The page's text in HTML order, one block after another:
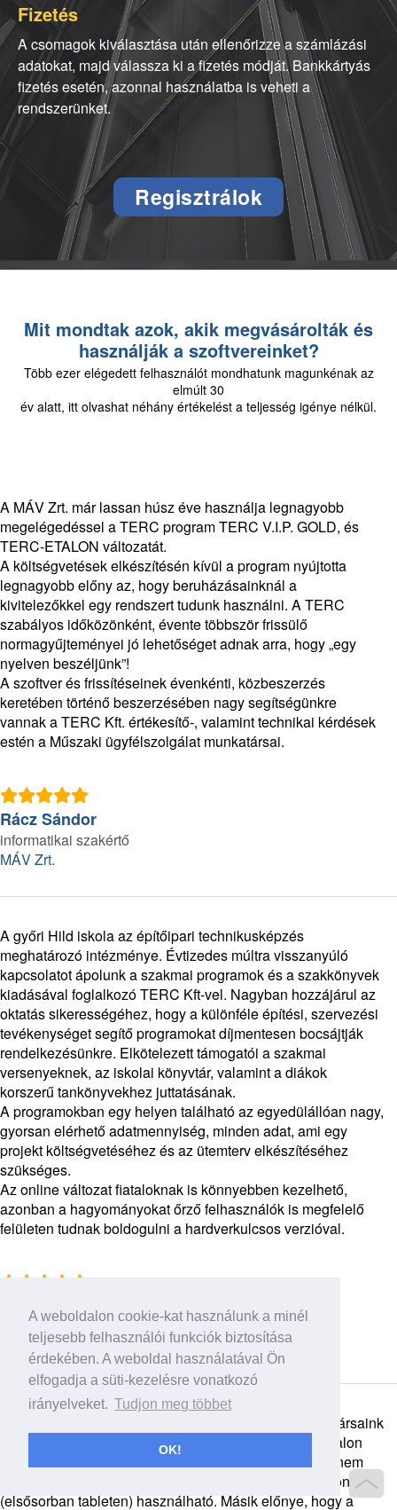
A weboldalon cookie-kat használunk a minél
teljesebb felhasználói funkciók biztosítása
érdekében. A weboldal használatával Ön
elfogadja a süti-kezelésre vonatkozó
irányelveket. Tudjon meg többet
OK!
Fizetés
A csomagok kiválasztása után ellenőrizze a számlázási
adatokat, majd válassza ki a fizetés módját. Bankkártyás
fizetés esetén, azonnal használatba is veheti a
rendszerünket.
Regisztrálok
Mit mondtak azok, akik megvásárolták és
használják a szoftvereinket?
Több ezer elégedett felhasználót mondhatunk magunkénak az
elmúlt 30
év alatt, itt olvashat néhány értékelést a teljesség igénye nélkül.
A MÁV Zrt. már lassan húsz éve használja legnagyobb
megelégedéssel a TERC program TERC V.I.P. GOLD, és
TERC-ETALON változatát.
A költségvetések elkészítésén kívül a program nyújtotta
legnagyobb előny az, hogy beruházásainknál a
kivitelezőkkel egy rendszert tudunk használni. A TERC
szabályos időközönként, évente többször frissülő
normagyűjteményei jó lehetőséget adnak arra, hogy „egy
nyelven beszéljünk”!
A szoftver és frissítéseinek évenkénti, közbeszerzés
keretében történő beszerzésében nagy segítségünkre
vannak a TERC Kft. értékesítő-, valamint technikai kérdések
estén a Műszaki ügyfélszolgálat munkatársai.
Rácz Sándor
informatikai szakértő
MÁV Zrt.
A győri Hild iskola az építőipari technikusképzés
meghatározó intézménye. Évtizedes múltra visszanyúló
kapcsolatot ápolunk a szakmai programok és a szakkönyvek
kiadásával foglalkozó TERC Kft-vel. Nagyban hozzájárul az
oktatás sikerességéhez, hogy a különféle építési, szervezési
tevékenységet segítő programokat díjmentesen bocsájtják
rendelkezésünkre. Elkötelezett támogatói a szakmai
versenyeknek, az iskolai könyvtár, valamint a diákok
korszerű tankönyvekhez juttatásának.
A programokban egy helyen található az egyedülállóan nagy,
gyorsan elérhető adatmennyiség, minden adat, ami egy
projekt költségvetéséhez és az ütemterv elkészítéséhez
szükséges.
Az online változat fiataloknak is könnyebben kezelhető,
azonban a hagyományokat őrző felhasználók is megfelelő
felületen tudnak boldogulni a hardverkulcsos verzióval.
Józsa Tamás
igazgató
Győri SZC Hild József Építőipari Technikum
A TERC Etalon programrendszert kárszakértő munkatársaink
több éve megelégedettséggel használják. A TERC Etalon
számunkra nagy előnye, hogy nem igényel telepítést, nem
eszközhöz kötött, így akár a helyszínen, mobil eszközön is
(elsősorban tableten) használható. Másik előnye, hogy a